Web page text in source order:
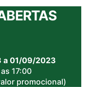
a 01/09/2023
17:00
promocional)